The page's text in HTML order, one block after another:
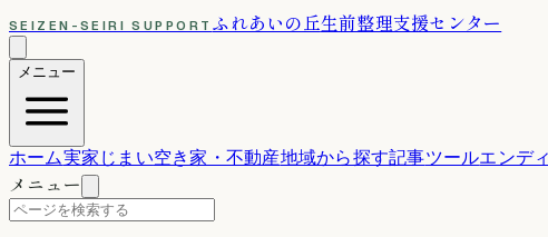
SEIZEN-SEIRI SUPPORT ふれあいの丘生前整理支援センター
メニュー
ホーム実家じまい空き家・不動産地域から探す記事ツールエンデ
メニュー